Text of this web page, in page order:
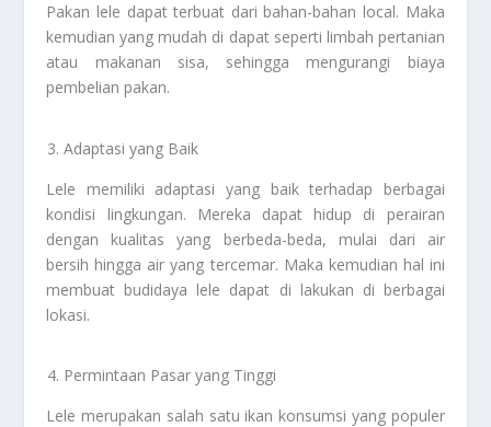
Pakan lele dapat terbuat dari bahan-bahan local. Maka
kemudian yang mudah di dapat seperti limbah pertanian
atau makanan sisa, sehingga mengurangi biaya
pembelian pakan.
Adaptasi yang Baik
Lele memiliki adaptasi yang baik terhadap berbagai
kondisi lingkungan. Mereka dapat hidup di perairan
dengan kualitas yang berbeda-beda, mulai dari air
bersih hingga air yang tercemar. Maka kemudian hal ini
membuat budidaya lele dapat di lakukan di berbagai
lokasi.
Permintaan Pasar yang Tinggi
Lele merupakan salah satu ikan konsumsi yang populer